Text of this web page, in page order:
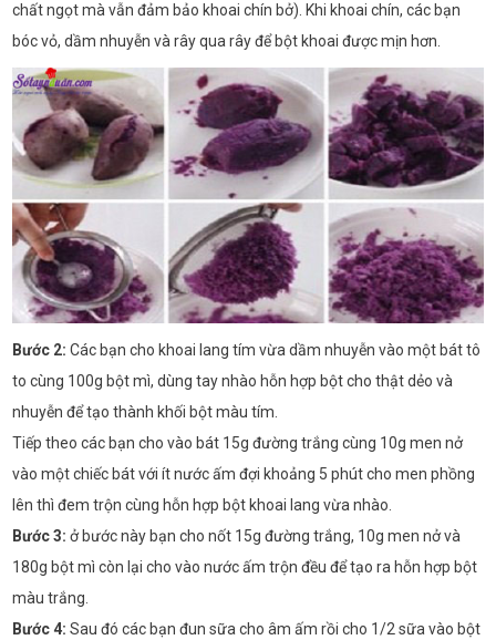
chất ngọt mà vẫn đảm bảo khoai chín bở). Khi khoai chín, các bạn
bóc vỏ, dầm nhuyễn và rây qua rây để bột khoai được mịn hơn.
Bước 2:Các bạn cho khoai lang tím vừa dầm nhuyễn vào một bát tô
to cùng 100g bột mì, dùng tay nhào hỗn hợp bột cho thật dẻo và
nhuyễn để tạo thành khối bột màu tím.
Tiếp theo các bạn cho vào bát 15g đường trắng cùng 10g men nở
vào một chiếc bát với ít nước ấm đợi khoảng 5 phút cho men phồng
lên thì đem trộn cùng hỗn hợp bột khoai lang vừa nhào.
Bước 3: ở bước này bạn cho nốt 15g đường trắng, 10g men nở và
180g bột mì còn lại cho vào nước ấm trộn đều để tạo ra hỗn hợp bột
màu trắng.
Bước 4:Sau đó các bạn đun sữa cho âm ấm rồi cho 1/2 sữa vào bột